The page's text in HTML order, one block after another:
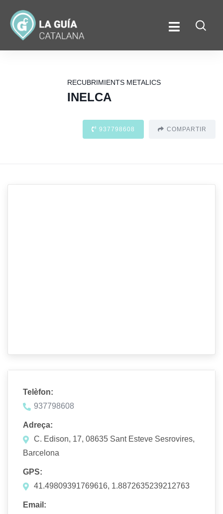
RECUBRIMIENTS METALICS
INELCA
937798608 COMPARTIR
Telèfon:
937798608
Adreça:
C. Edison, 17, 08635 Sant Esteve Sesrovires,
Barcelona
GPS:
41.49809391769616, 1.8872635239212763
Email: